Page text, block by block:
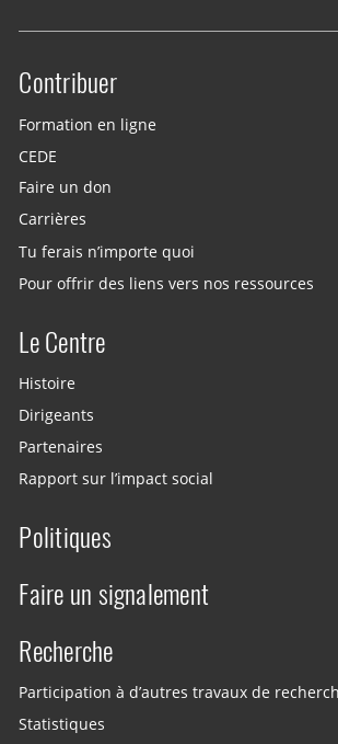
Site menu
Contribuer
Formation en ligne
CEDE
Faire un don
Carrières
Tu ferais n’importe quoi
Pour offrir des liens vers nos ressources
Le Centre
Histoire
Dirigeants
Partenaires
Rapport sur l’impact social
Politiques
Faire un signalement
Recherche
Participation à d’autres travaux de
Statistiques